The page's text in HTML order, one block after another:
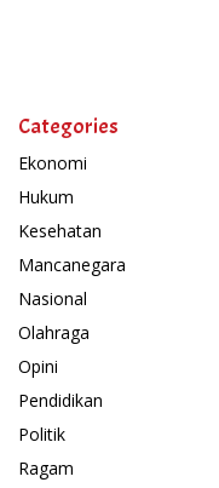
Categories
Ekonomi
Hukum
Kesehatan
Mancanegara
Nasional
Olahraga
Opini
Pendidikan
Politik
Ragam